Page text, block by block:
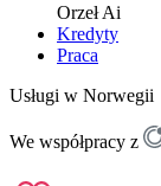
OrzełAi
Kredyty
Praca
Usługi w Norwegii
We współpracy z